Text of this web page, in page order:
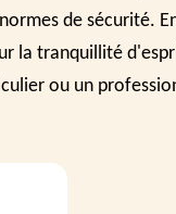
de sécurité.
la tranquillité
ou un